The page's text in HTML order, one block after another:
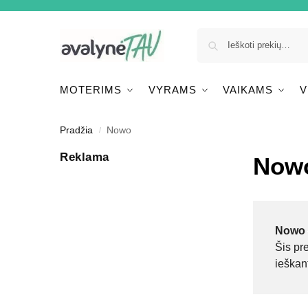
MOTERIMS VYRAMS VAIKAMS
Pradžia / Nowo
Nowo
Šis
Reklama